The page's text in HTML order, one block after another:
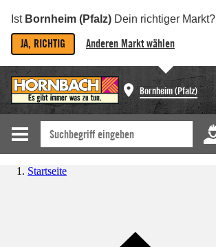
Ist Bornheim (Pfalz) Dein richtiger Markt?
JA, RICHTIG Anderen Markt wählen
Bornheim (Pfalz)
Startseite